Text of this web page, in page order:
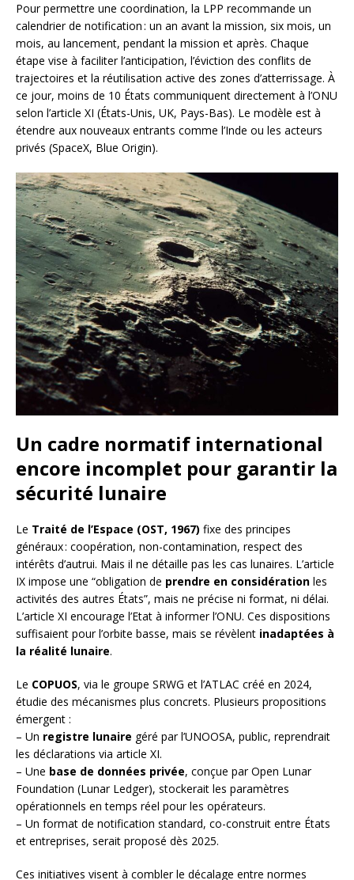
Pour permettre une coordination, la LPP recommande un
calendrier de notification : un an avant la mission, six mois, un
mois, au lancement, pendant la mission et après. Chaque
étape vise à faciliter l’anticipation, l’éviction des conflits de
trajectoires et la réutilisation active des zones d’atterrissage. À
ce jour, moins de 10 États communiquent directement à l’ONU
selon l’article XI (États-Unis, UK, Pays-Bas). Le modèle est à
étendre aux nouveaux entrants comme l’Inde ou les acteurs
privés (SpaceX, Blue Origin).
Un cadre normatif international
encore incomplet pour garantir la
sécurité lunaire
Le Traité de l’Espace (OST, 1967) fixe des principes
généraux : coopération, non-contamination, respect des
intérêts d’autrui. Mais il ne détaille pas les cas lunaires. L’article
IX impose une “obligation de prendre en considération les
activités des autres États”, mais ne précise ni format, ni délai.
L’article XI encourage l’Etat à informer l’ONU. Ces dispositions
suffisaient pour l’orbite basse, mais se révèlent inadaptées à
la réalité lunaire.
Le COPUOS, via le groupe SRWG et l’ATLAC créé en 2024,
étudie des mécanismes plus concrets. Plusieurs propositions
émergent :
– Un registre lunaire géré par l’UNOOSA, public, reprendrait
les déclarations via article XI.
– Une base de données privée, conçue par Open Lunar
Foundation (Lunar Ledger), stockerait les paramètres
opérationnels en temps réel pour les opérateurs.
– Un format de notification standard, co-construit entre États
et entreprises, serait proposé dès 2025.
Ces initiatives visent à combler le décalage entre normes